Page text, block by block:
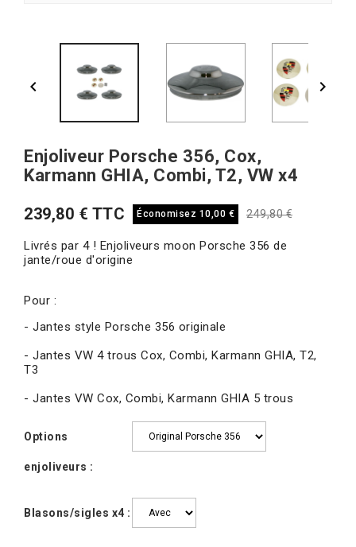
 
Enjoliveur Porsche 356, Cox,
Karmann GHIA, Combi, T2, VW x4
239,80 € TTC Économisez 10,00 € 249,80 €
Livrés par 4 ! Enjoliveurs moon Porsche 356 de
jante/roue d'origine
Pour :
- Jantes style Porsche 356 originale
- Jantes VW 4 trous Cox, Combi, Karmann GHIA, T2,
T3
- Jantes VW Cox, Combi, Karmann GHIA 5 trous
Options
enjoliveurs :
Blasons/sigles x4 :